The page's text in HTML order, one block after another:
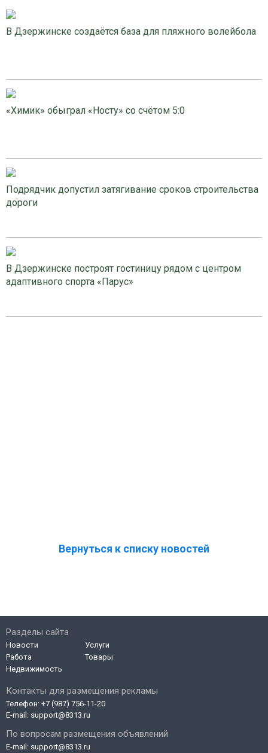
В Дзержинске создаётся база для пляжного волейбола
«Химик» обыграл «Носту» со счётом 5:0
Подрядчик допустил затягивание сроков строительства
дороги
В Дзержинске построят гостиницу рядом с центром
адаптивного спорта «Парус»
Вернуться к списку новостей
Контакты для размещения рекламы
Телефон: +7 (987) 756-11-20
E-mail: support@8313.ru
По вопросам размещения объявлений
E-mail: support@8313.ru
Разделы сайта
Новости
Работа
Недвижимость
Услуги
Товары